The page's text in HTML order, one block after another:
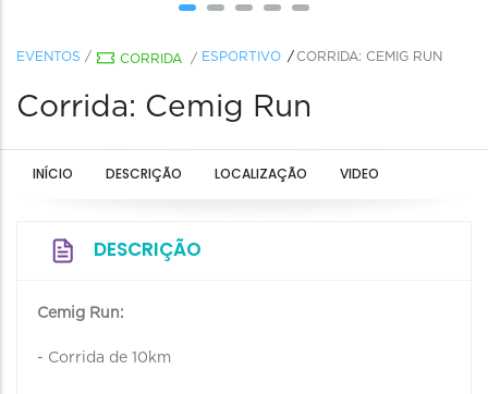
EVENTOS / CORRIDA / ESPORTIVO CORRIDA: CEMIG RUN
Corrida: Cemig Run
INÍCIO DESCRIÇÃO LOCALIZAÇÃO VIDEO
DESCRIÇÃO
Cemig Run:
- Corrida de 10km